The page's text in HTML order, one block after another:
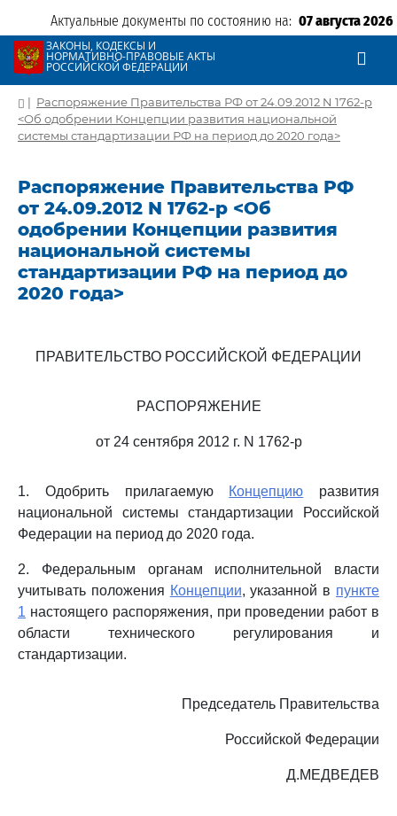
Актуальные документы по состоянию на: 07 августа 2026
ЗАКОНЫ, КОДЕКСЫ И
НОРМАТИВНО-ПРАВОВЫЕ АКТЫ
РОССИЙСКОЙ ФЕДЕРАЦИИ
| Распоряжение Правительства РФ от 24.09.2012 N 1762-р
<Об одобрении Концепции развития национальной
системы стандартизации РФ на период до 2020 года>
Распоряжение Правительства РФ
от 24.09.2012 N 1762-р <Об
одобрении Концепции развития
национальной системы
стандартизации РФ на период до
2020 года>
ПРАВИТЕЛЬСТВО РОССИЙСКОЙ ФЕДЕРАЦИИ
РАСПОРЯЖЕНИЕ
от 24 сентября 2012 г. N 1762-р
1. Одобрить прилагаемую Концепцию развития
национальной системы стандартизации Российской
Федерации на период до 2020 года.
2. Федеральным органам исполнительной власти
учитывать положения Концепции, указанной в пункте
1 настоящего распоряжения, при проведении работ в
области технического регулирования и
стандартизации.
Председатель Правительства
Российской Федерации
Д.МЕДВЕДЕВ